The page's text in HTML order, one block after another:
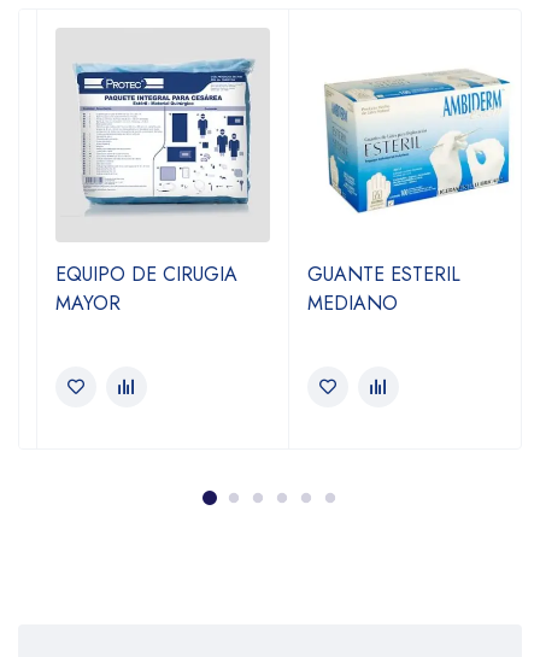
EQUIPO DE CIRUGIA
MAYOR
GUANTE ESTERIL
MEDIANO